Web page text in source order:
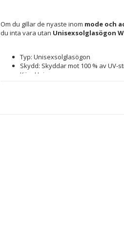
Om du gillar de nyaste inom mode och
du inta vara utan Unisexsolglasögon
Typ: Unisexsolglasögon
Skydd: Skyddar mot 100 % av UV-
Kön: Unisex